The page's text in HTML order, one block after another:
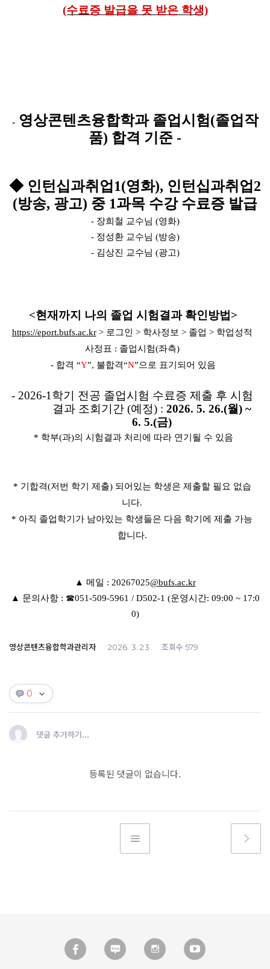
(수료증 발급을 못 받은 학생)
- 영상콘텐츠융합학과 졸업시험(졸업작
품) 합격 기준 -
◆ 인턴십과취업1(영화), 인턴십과취업2
(방송, 광고) 중 1과목 수강 수료증 발급
- 장희철 교수님 (영화)
- 정성환 교수님 (방송)
- 김상진 교수님 (광고)
<현재까지 나의 졸업 시험결과 확인방법 >
https://eport.bufs.ac.kr> 로그인 > 학사정보 > 졸업 > 학업성적
사정표 : 졸업시험(좌측)
- 합격 “Y”, 불합격“N”으로 표기되어 있음
- 2026-1학기 전공 졸업시험 수료증 제출 후 시험
결과 조회기간 (예정) : 2026. 5. 26.(월) ~
6. 5.(금)
* 학부(과)의 시험결과 처리에 따라 연기될 수 있음
* 기합격(저번 학기 제출) 되어있는 학생은 제출할 필요 없습
니다.
* 아직 졸업학기가 남아있는 학생들은 다음 학기에 제출 가능
합니다.
▲ 메일 : 20267025@bufs.ac.kr
▲ 문의사항 : ☎051-509-5961 / D502-1 (운영시간: 09:00 ~ 17:0
0)
영상콘텐츠융합학과관리자 2026. 3. 23 조회수 579
0
댓글 추가하기...
등록된 댓글이 없습니다.